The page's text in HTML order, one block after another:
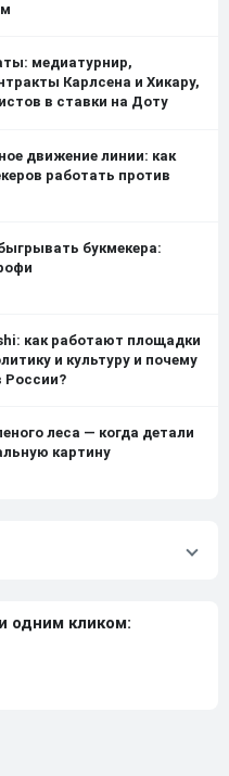
медиатурнир,
Карлсена и Хикару,
в ставки на Доту
движение линии: как
работать против
букмекера:
как работают площадки
и культуру и почему
России?
леса — когда детали
картину
одним кликом: